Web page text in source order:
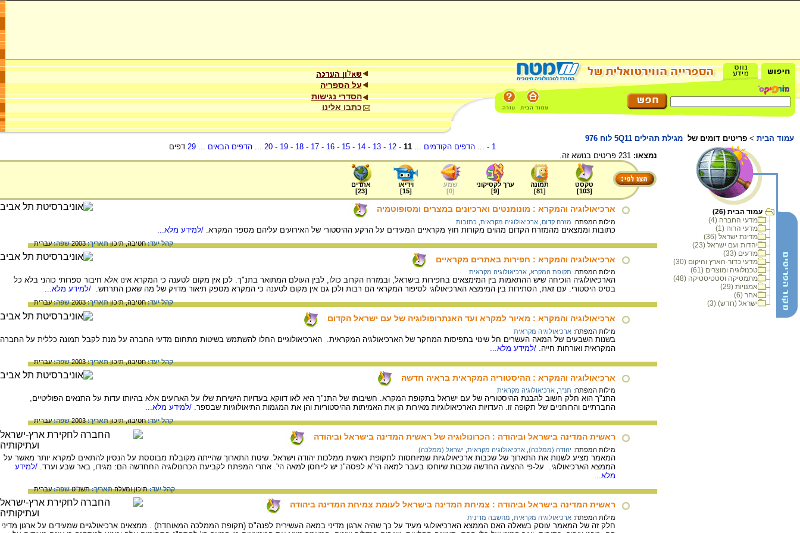
על הספריה
הסדרי נגישות
כתבו אלינו
עמוד הבית > פריטים דומים של מגילת תהילים 5Q11 לוח 976
עמוד הבית (26)
מדעי החברה (4)
מדעי הרוח (1)
מדינת ישראל (36)
יהדות ועם ישראל (23)
מדעים (33)
מדעי כדור-הארץ והיקום (30)
טכנולוגיה ומוצרים (61)
מתמטיקה וסטטיסטיקה (48)
אמנויות (29)
אחר (6)
ישראל (חדש) (3)
1
- ...הדפים הקודמים ...
11
-
12
-
13
-
14
-
15
-
16
-
17
-
18
-
19
-
20
...הדפים הבאים ...
29 דפים
נמצאו:
טקסט
[
103
]
תמונה
[
81
]
ערך לקסיקוני
[
9
]
שמע
[
0
]
וידיאו
[
15
]
אתרים
[
23
]
ארכיאולוגיה והמקרא : מונומנטים וארכיונים במצרים ומסופוטמיה
מילות המפתח: מזרח קדום ארכיאולוגיה מקראית כתובות
כתובות וממצאים מהמזרח הקדום מהוים מקורות חוץ מקראיים המעידים על הרקע ההיסטורי של האירועים עליהם מספר המקרא. /למידע מלא...
קהל יעד:חטיבה,תיכוןתאריך:2003 שפה:עברית
ארכיאולוגיה והמקרא : חפירות באתרים מקראיים
מילות המפתח: תקופת המקרא ארכיאולוגיה מקראית
הארכיאולוגיה הוכיחה שיש ההתאמות בין המימצאים בחפירות בישראל, ובמזרח הקרוב כולו, לבין העולם המתואר בתנ"ך. לכן אין מקום לטענה כי המקרא אינו אלא חיבור ספרותי כוהני בלא כל
בסיס היסטורי. עם זאת, הסתירות בין המימצא הארכיאולוגי לסיפור המקראי הם רבות ולכן גם אין מקום לטענה כי המקרא מספק תיאור מדויק של מה שאכן התרחש. /למידע מלא...
קהל יעד:חטיבה,תיכוןתאריך:2003 שפה:עברית
ארכיאולוגיה והמקרא : מאיור למקרא ועד האנתרופולוגיה של עם ישראל הקדום
מילות המפתח: ארכיאולוגיה מקראית
בשנות השבעים של המאה העשרים חל שינוי בתפיסות המחקר של הארכיאולגיה המקראית. הארכיאולוגיים החלו להשתמש בשיטות מתחום מדעי החברה על מנת לקבל תמונה כללית על החברה
המקראית ואורחות חייה. /למידע מלא...
קהל יעד:חטיבה,תיכוןתאריך:2003 שפה:עברית
ארכיאולוגיה והמקרא : ההיסטוריה המקראית בראיה חדשה
מילות המפתח: תנ"ך ארכיאולוגיה מקראית
התנ"ך הוא חלק חשוב להבנת ההיסטוריה של עם ישראל בתקופת המקרא. חשיבותו של התנ"ך היא לאו דווקא בעדויות הישירות שלו על הארועים אלא בהיותו עדות על התנאים הפוליטיים,
החברתיים והרוחניים של תקופה זו. העדויות הארכיאולוגיות מאירות הן את האמיתות ההיסטוריות והן את המגמות התיאולוגיות שבספר. /למידע מלא...
קהל יעד:חטיבה,תיכוןתאריך:2003 שפה:עברית
ראשית המדינה בישראל וביהודה : הכרונולוגיה של ראשית המדינה בישראל וביהודה
מילות המפתח: יהודה (ממלכה) ארכיאולוגיה מקראית ישראל (ממלכה)
המאמר מציע לשנות את התארוך של שכבות ארכיאולוגיות שמיוחסות לתקופת ראשית ממלכות יהודה וישראל. שיטת התארוך שהייתה מקובלת מבוססת על הנסיון להתאים למקרא יותר מאשר על
הממצא הארכיאולוגי. על-פי ההצעה החדשה שכבות שיוחסו בעבר למאה הי"א לפסה"נ יש לייחסן למאה הי'. אתרי המפתח לקביעת הכרונולוגיה החחדשה הם: מגידו, באר שבע וערד. /למידע
מלא...
קהל יעד:תיכון ומעלהתאריך:תשנ"טשפה:עברית
ראשית המדינה בישראל וביהודה : צמיחת המדינה בישראל לעומת צמיחת המדינה ביהודה
מילות המפתח: ארכיאולוגיה מקראית מחשבה מדינית
חלק זה של המאמר עוסק בשאלה האם הממצא הארכיאולוגי מעיד על כך שהיה ארגון מדיני במאה העשירית לפנה"ס (תקופת הממלכה המאוחדת) . ממצאים ארכיאולגיים שמעידים על ארגון מדיני